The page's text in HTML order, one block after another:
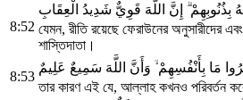
8:52
بِذُنُوبِهِمْ ۗ إِنَّ اللَّهَ قَوِيٌّ شَدِيدُ الْعِقَابِ
যেমন, রীতি রয়েছে ফেরাউনের অনুসারীদের
শাস্তিদাতা।
8:53
مَا بِأَنْفُسِهِمْ ۙ وَأَنَّ اللَّهَ سَمِيعٌ عَلِيمٌ
তার কারণ এই যে, আল্লাহ কখনও পরিবর্তন